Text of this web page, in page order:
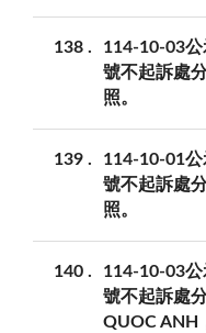
138
114-10-03
號不起訴處
照。
139
114-10-01
號不起訴處
照。
140
114-10-03
號不起訴處
QUOC ANH